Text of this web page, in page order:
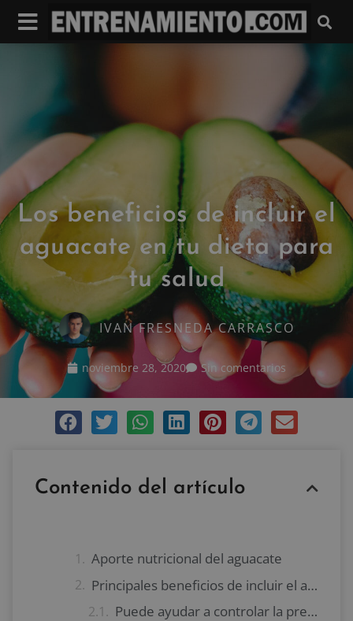
Los beneficios de incluir el
aguacate en tu dieta para
tu salud
IVAN FRESNEDA CARRASCO
noviembre 28, 2020 Sin comentarios
Contenido del artículo
Aporte nutricional del aguacate
Principales beneficios de incluir el aguacate en tu dieta
Puede ayudar a controlar la presión arterial